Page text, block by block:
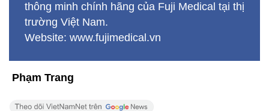
thông minh chính hãng của Fuji Medical tại thị
trường Việt Nam.
Website: www.fujimedical.vn
Phạm Trang